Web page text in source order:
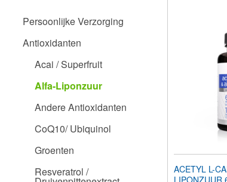
website
schermlezer
Persoonlijke Verzorging
Antioxidanten
Acai / Superfruit
Alfa-Liponzuur
Andere Antioxidanten
CoQ10/ Ubiquinol
Groenten
Resveratrol /
ACETYL L-
LIPONZUUR